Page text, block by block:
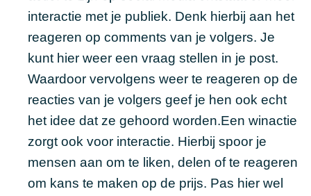
interactie met je publiek. Denk hierbij aan het
reageren op comments van je volgers. Je
kunt hier weer een vraag stellen in je post.
Waardoor vervolgens weer te reageren op de
reacties van je volgers geef je hen ook echt
het idee dat ze gehoord worden.Een winactie
zorgt ook voor interactie. Hierbij spoor je
mensen aan om te liken, delen of te reageren
om kans te maken op de prijs. Pas hier wel